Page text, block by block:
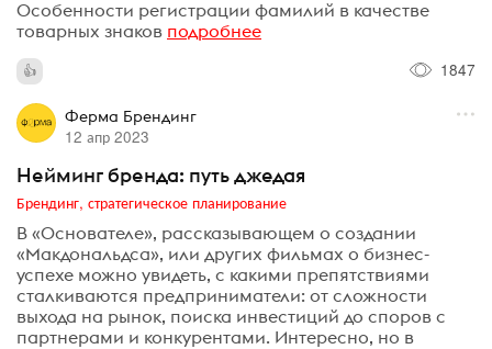
Особенности регистрации фамилий в качестве
товарных знаков подробнее
1847
Ферма Брендинг
12 апр 2023
Нейминг бренда: путь джедая
Брендинг, стратегическое планирование
В «Основателе», рассказывающем о создании
«Макдональдса», или других фильмах о бизнес-
успехе можно увидеть, с какими препятствиями
сталкиваются предприниматели: от сложности
выхода на рынок, поиска инвестиций до споров с
партнерами и конкурентами. Интересно, но в